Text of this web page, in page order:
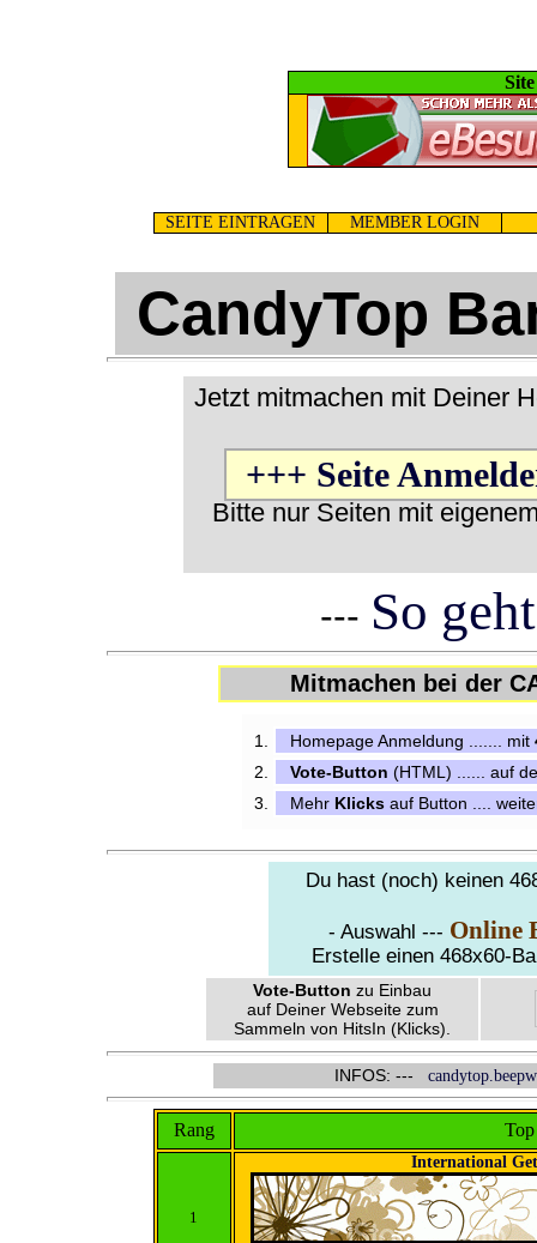
SEITE EINTRAGEN MEMBER LOGIN
CandyTop
Jetzt mitmachen mit Deiner
+++ Seite
Bitte nur Seiten mit
--- So
Mitmachen bei der
Homepage Anmeldung ....... mit
Vote-Button (HTML) ...... auf
Mehr Klicks auf Button ....
Du hast (noch) keinen
- Auswahl --- Online
Erstelle einen 468x60-
Vote-Button zu Einbau
auf Deiner Webseite zum
Sammeln von HitsIn (Klicks).
INFOS: ---
Rang
1
International